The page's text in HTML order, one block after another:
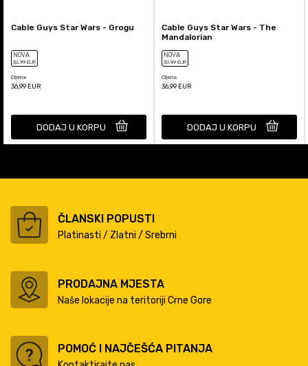
Cable Guys Star Wars - Grogu
NOVA
36,99 EUR
Cijena
36,99 EUR
DODAJ U KORPU
Cable Guys Star Wars - The
Mandalorian
NOVA
36,99 EUR
Cijena
36,99 EUR
DODAJ U KORPU
ČLANSKI POPUSTI
Platinasti / Zlatni / Srebrni
PRODAJNA MJESTA
Naše lokacije na teritoriji Crne Gore
POMOĆ I NAJČEŠĆA PITANJA